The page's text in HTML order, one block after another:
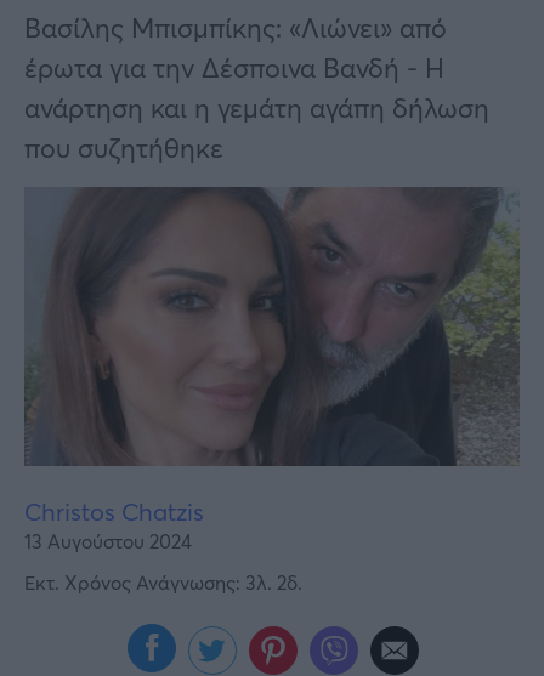
ΕΣΠΑ
Lifestyle
Αθλητικά
Υγεία
Γυναίκα
Βασίλης Μπισμπίκης: «Λιώνει» από
έρωτα για την Δέσποινα Βανδή - Η
ανάρτηση και η γεμάτη αγάπη δήλωση
που συζητήθηκε
Christos Chatzis
13 Αυγούστου 2024
Εκτ. Χρόνος Ανάγνωσης: 3λ. 2δ.